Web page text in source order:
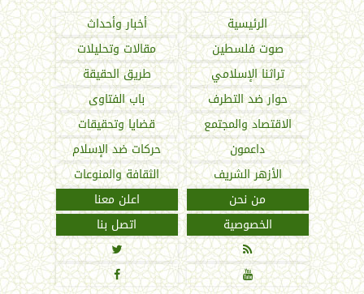
الرئيسية
أخبار وأحداث
صوت فلسطين
مقالات وتحليلات
تراثنا الإسلامي
طريق الحقيقة
حوار ضد التطرف
باب الفتاوى
الاقتصاد والمجتمع
قضايا وتحقيقات
داعمون
حركات ضد الإسلام
الأزهر الشريف
الثقافة والمنوعات
من نحن
اعلن معنا
الخصوصية
اتصل بنا



